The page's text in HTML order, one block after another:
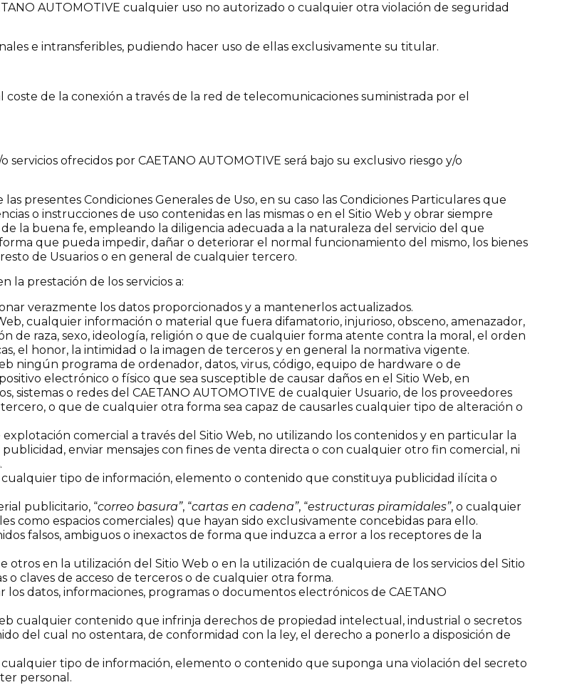
AUTOMOTIVE cualquier uso no autorizado o cualquier otra violación de seguridad
e intransferibles, pudiendo hacer uso de ellas exclusivamente su titular.
de la conexión a través de la red de telecomunicaciones suministrada por el
ofrecidos por CAETANO AUTOMOTIVE será bajo su exclusivo riesgo y/o
presentes Condiciones Generales de Uso, en su caso las Condiciones Particulares que
o instrucciones de uso contenidas en las mismas o en el Sitio Web y obrar siempre
la buena fe, empleando la diligencia adecuada a la naturaleza del servicio del que
que pueda impedir, dañar o deteriorar el normal funcionamiento del mismo, los bienes
de Usuarios o en general de cualquier tercero.
la prestación de los servicios a:
verazmente los datos proporcionados y a mantenerlos actualizados.
cualquier información o material que fuera difamatorio, injurioso, obsceno, amenazador,
de raza, sexo, ideología, religión o que de cualquier forma atente contra la moral, el orden
el honor, la intimidad o la imagen de terceros y en general la normativa vigente.
ningún programa de ordenador, datos, virus, código, equipo de hardware o de
electrónico o físico que sea susceptible de causar daños en el Sitio Web, en
sistemas o redes del CAETANO AUTOMOTIVE de cualquier Usuario, de los proveedores
o que de cualquier otra forma sea capaz de causarles cualquier tipo de alteración o
comercial a través del Sitio Web, no utilizando los contenidos y en particular la
enviar mensajes con fines de venta directa o con cualquier otro fin comercial, ni
tipo de información, elemento o contenido que constituya publicidad ilícita o
publicitario, “correo basura”, “cartas en cadena”, “estructuras piramidales”, o cualquier
como espacios comerciales) que hayan sido exclusivamente concebidas para ello.
falsos, ambiguos o inexactos de forma que induzca a error a los receptores de la
en la utilización del Sitio Web o en la utilización de cualquiera de los servicios del Sitio
o claves de acceso de terceros o de cualquier otra forma.
datos, informaciones, programas o documentos electrónicos de CAETANO
cualquier contenido que infrinja derechos de propiedad intelectual, industrial o secretos
del cual no ostentara, de conformidad con la ley, el derecho a ponerlo a disposición de
tipo de información, elemento o contenido que suponga una violación del secreto
personal.